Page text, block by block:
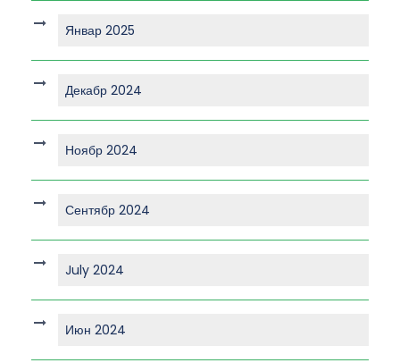
Январ 2025
Декабр 2024
Ноябр 2024
Сентябр 2024
July 2024
Июн 2024